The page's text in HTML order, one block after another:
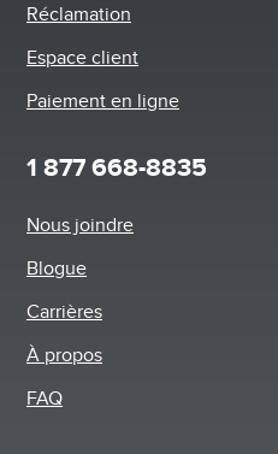
Réclamation
Espace client
Paiement en ligne
1 877 668-8835
Footer
Nous joindre
Blogue
Carrières
À propos
FAQ